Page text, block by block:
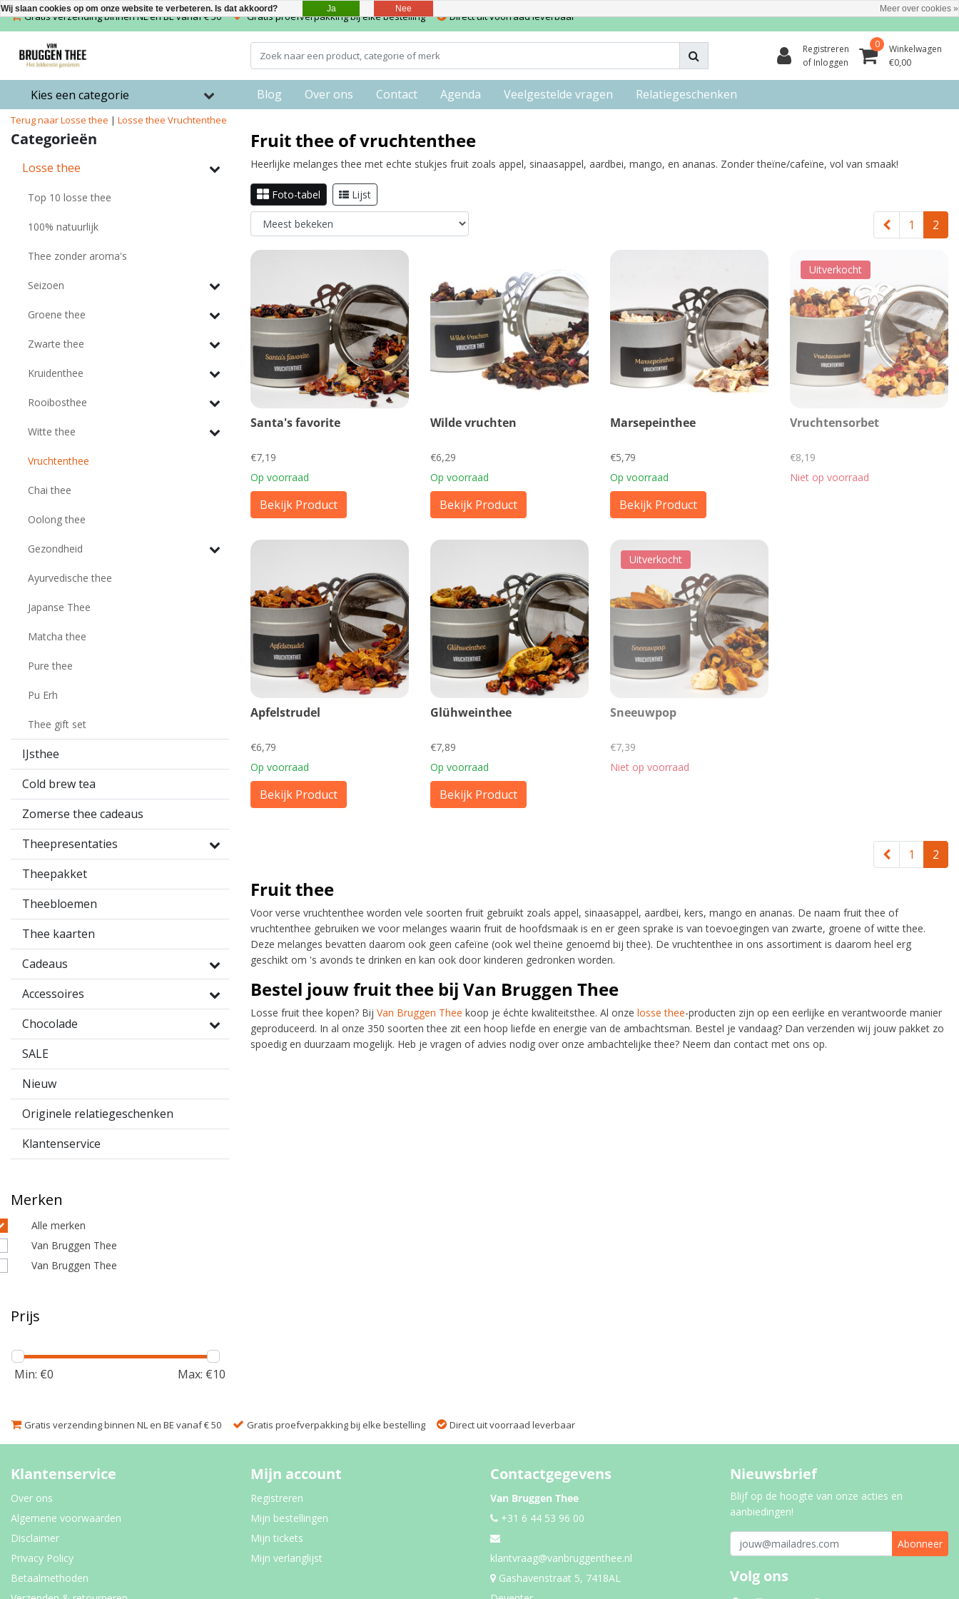
Gratis verzending binnen NL en BE vanaf € 50 Gratis proefverpakking bij elke bestelling Direct uit voorraad leverbaar
Registreren
of Inloggen
0
Winkelwagen
€0,00
Kies een categorie Blog Over ons Contact Agenda Veelgestelde vragen Relatiegeschenken
Terug naar Losse thee | Losse thee Vruchtenthee
Categorieën
Losse thee
Top 10 losse thee
100% natuurlijk
Thee zonder aroma's
Seizoen
Groene thee
Zwarte thee
Kruidenthee
Rooibosthee
Witte thee
Vruchtenthee
Chai thee
Oolong thee
Gezondheid
Ayurvedische thee
Japanse Thee
Matcha thee
Pure thee
Pu Erh
Thee gift set
IJsthee
Cold brew tea
Zomerse thee cadeaus
Theepresentaties
Theepakket
Theebloemen
Thee kaarten
Cadeaus
Accessoires
Chocolade
SALE
Nieuw
Originele relatiegeschenken
Klantenservice
Merken
Alle merken
Van Bruggen Thee
Van Bruggen Thee
Prijs
Min: €0 Max: €10
Fruit thee of vruchtenthee
Heerlijke melanges thee met echte stukjes fruit zoals appel, sinaasappel, aardbei, mango, en ananas. Zonder theïne/cafeïne, vol van smaak!
Foto-tabel Lijst
1 2
Santa's favorite
€7,19
Op voorraad
Bekijk Product
Wilde vruchten
€6,29
Op voorraad
Bekijk Product
Marsepeinthee
€5,79
Op voorraad
Bekijk Product
Uitverkocht
Vruchtensorbet
€8,19
Niet op voorraad
Apfelstrudel
€6,79
Op voorraad
Bekijk Product
Glühweinthee
€7,89
Op voorraad
Bekijk Product
Uitverkocht
Sneeuwpop
€7,39
Niet op voorraad
1 2
Fruit thee
Voor verse vruchtenthee worden vele soorten fruit gebruikt zoals appel, sinaasappel, aardbei, kers, mango en ananas. De naam fruit thee of
vruchtenthee gebruiken we voor melanges waarin fruit de hoofdsmaak is en er geen sprake is van toevoegingen van zwarte, groene of witte thee.
Deze melanges bevatten daarom ook geen cafeïne (ook wel theïne genoemd bij thee). De vruchtenthee in ons assortiment is daarom heel erg
geschikt om 's avonds te drinken en kan ook door kinderen gedronken worden.
Bestel jouw fruit thee bij Van Bruggen Thee
Losse fruit thee kopen? Bij Van Bruggen Thee koop je échte kwaliteitsthee. Al onze losse thee-producten zijn op een eerlijke en verantwoorde manier
geproduceerd. In al onze 350 soorten thee zit een hoop liefde en energie van de ambachtsman. Bestel je vandaag? Dan verzenden wij jouw pakket zo
spoedig en duurzaam mogelijk. Heb je vragen of advies nodig over onze ambachtelijke thee? Neem dan contact met ons op.
Gratis verzending binnen NL en BE vanaf € 50 Gratis proefverpakking bij elke bestelling Direct uit voorraad leverbaar
Klantenservice
Over ons
Algemene voorwaarden
Disclaimer
Privacy Policy
Betaalmethoden
Mijn account
Registreren
Mijn bestellingen
Mijn tickets
Mijn verlanglijst
Contactgegevens
Van Bruggen Thee
+31 6 44 53 96 00
klantvraag@vanbruggenthee.nl
Gashavenstraat 5, 7418AL
Nieuwsbrief
Blijf op de hoogte van onze acties en
aanbiedingen!
Abonneer
Volg ons
Wij slaan cookies op om onze website te verbeteren. Is dat akkoord? Ja Nee Meer over cookies »